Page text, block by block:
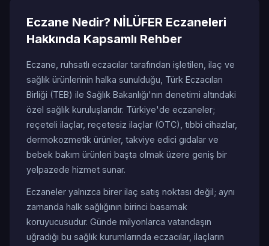
Eczane Nedir? NİLÜFER Eczaneleri
Hakkında Kapsamlı Rehber
Eczane, ruhsatlı eczacılar tarafından işletilen, ilaç ve
sağlık ürünlerinin halka sunulduğu, Türk Eczacıları
Birliği (TEB) ile Sağlık Bakanlığı'nın denetimi altındaki
özel sağlık kuruluşlarıdır. Türkiye'de eczaneler;
reçeteli ilaçlar, reçetesiz ilaçlar (OTC), tıbbi cihazlar,
dermokozmetik ürünler, takviye edici gıdalar ve
bebek bakım ürünleri başta olmak üzere geniş bir
yelpazede hizmet sunar.
Eczaneler yalnızca birer ilaç satış noktası değil; aynı
zamanda halk sağlığının birinci basamak
koruyucusudur. Günde milyonlarca vatandaşın
uğradığı bu sağlık kurumlarında eczacılar, ilaçların